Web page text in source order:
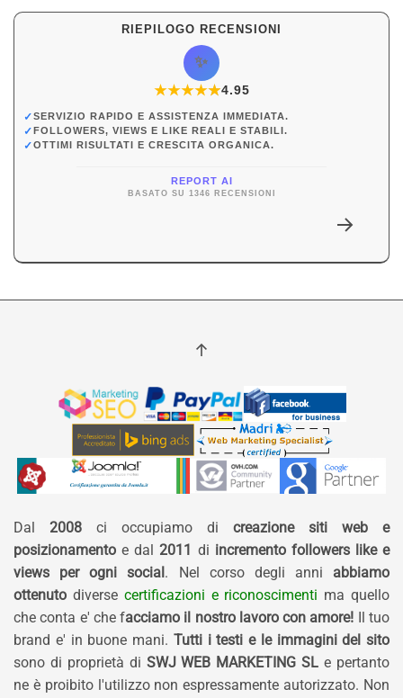
RIEPILOGO RECENSIONI
✨
★★★★★
★4.95
✓SERVIZIO RAPIDO E ASSISTENZA IMMEDIATA.
✓FOLLOWERS, VIEWS E LIKE REALI E STABILI.
✓OTTIMI RISULTATI E CRESCITA ORGANICA.
REPORT AI
BASATO SU 1346 RECENSIONI
Dal 2008 ci occupiamo di creazione siti web e
posizionamento e dal 2011 di incremento followers like e
views per ogni social. Nel corso degli anni abbiamo
ottenuto diverse certificazioni e riconoscimenti ma quello
che conta e' che facciamo il nostro lavoro con amore! Il tuo
brand e' in buone mani. Tutti i testi e le immagini del sito
sono di proprietà di SWJ WEB MARKETING SL e pertanto
ne è proibito l'utilizzo non espressamente autorizzato. Non